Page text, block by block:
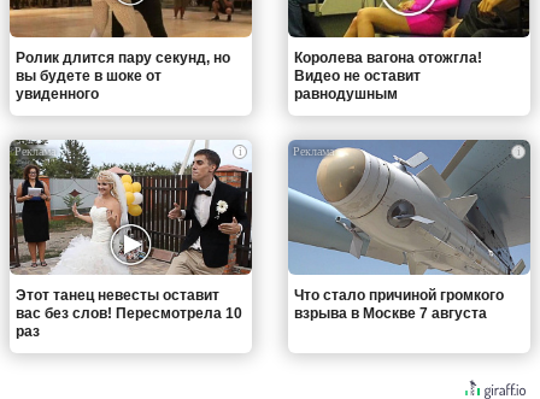
Ролик длится пару секунд, но
вы будете в шоке от
увиденного
Королева вагона отожгла!
Видео не оставит
равнодушным
i
Этот танец невесты оставит
вас без слов! Пересмотрела 10
раз
i
Что стало причиной громкого
взрыва в Москве 7 августа